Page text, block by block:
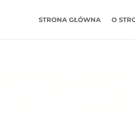
STRONA GŁÓWNA O